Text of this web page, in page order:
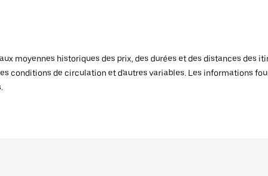
moyennes historiques des prix, des durées et des distances des
conditions de circulation et d'autres variables. Les informations